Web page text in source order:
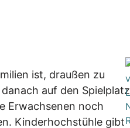
ist, draußen zu
auf den Spielplatz
Erwachsenen noch
Kinderhochstühle gibt